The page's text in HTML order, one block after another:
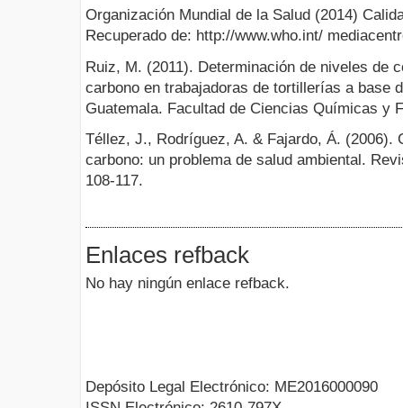
Organización Mundial de la Salud (2014)
Recuperado de: http://www.who.int/
Ruiz, M. (2011). Determinación de niveles de
carbono en trabajadoras de tortillerías a base
Guatemala. Facultad de Ciencias Químicas y
Téllez, J., Rodríguez, A. & Fajardo, Á. (2006).
carbono: un problema de salud ambiental.
108­-117.
Enlaces refback
No hay ningún enlace refback.
Depósito Legal Electrónico: ME2016000090